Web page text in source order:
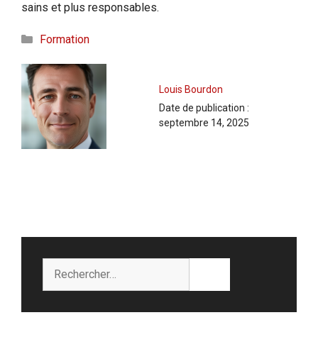
sains et plus responsables.
Catégories
Formation
Louis Bourdon
Date de publication :
septembre 14, 2025